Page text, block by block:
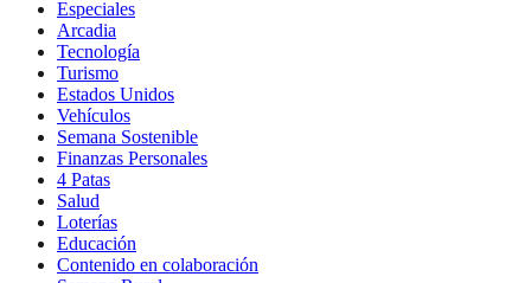
Especiales
Arcadia
Tecnología
Turismo
Estados Unidos
Vehículos
Semana Sostenible
Finanzas Personales
4 Patas
Salud
Loterías
Educación
Contenido en colaboración